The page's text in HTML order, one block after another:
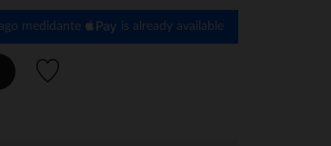
medidante is already available